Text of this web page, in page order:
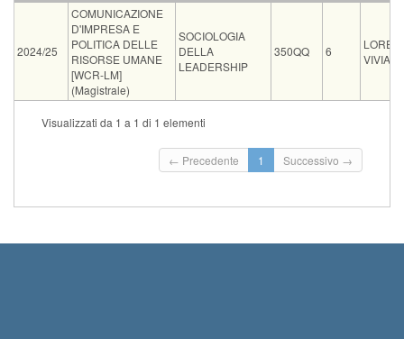
CdS
2024/25
COMUNICAZIONE
D'IMPRESA E
POLITICA DELLE
RISORSE UMANE
[WCR-LM]
(Magistrale)
SOCIOLOGIA
DELLA
LEADERSHIP
350QQ 6
VIVIANI
Tipo Data e ora Sede
Termine
Visualizzati da 1 a 1 di 1 elementi
← Precedente 1 Successivo →